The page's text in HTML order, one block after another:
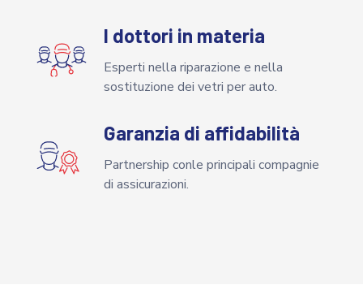
I dottori in materia
Esperti nella riparazione e nella
sostituzione dei vetri per auto.
Garanzia di affidabilità
Partnership conle principali compagnie
di assicurazioni.